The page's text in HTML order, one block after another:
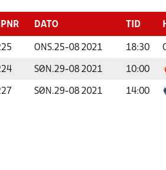
DATO TID
ONS.25-08 2021 18:30
SØN.29-08 2021 10:00
SØN.29-08 2021 14:00